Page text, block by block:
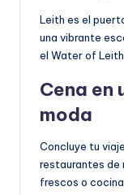
Leith es el
una vibrante
el Water of
Cena en
moda
Concluye tu
restaurantes de
frescos o